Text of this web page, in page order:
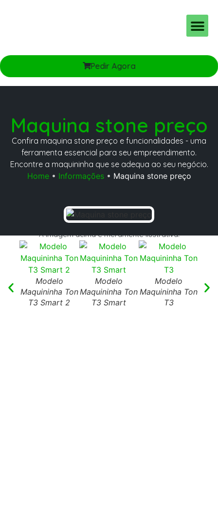
Pedir Agora
Maquina stone preço
Confira maquina stone preço e funcionalidades - uma
ferramenta essencial para seu empreendimento.
Encontre a maquininha que se adequa ao seu negócio.
Home• Informações• Maquina stone preço
A imagem acima é meramente ilustrativa.
Modelo
Maquininha Ton
T3 Smart 2
Modelo
Maquininha Ton
T3 Smart
Modelo
Maquininha Ton
T3